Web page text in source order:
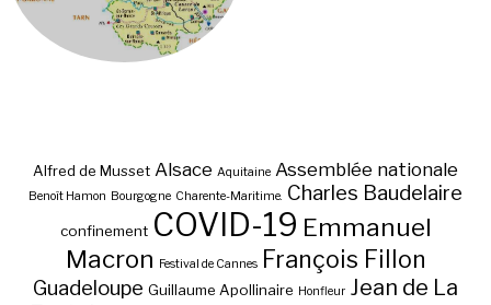
Alfred de Musset Alsace Aquitaine Assemblée nationale
Benoît Hamon Bourgogne Charente-Maritime. Charles Baudelaire
confinement COVID-19 Emmanuel
Macron Festival de Cannes François Fillon
Guadeloupe Guillaume Apollinaire Honfleur Jean de La